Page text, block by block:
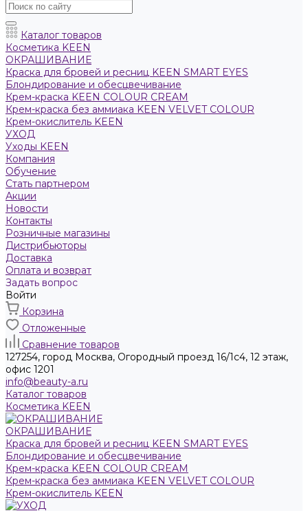
Каталог товаров
Косметика KEEN
ОКРАШИВАНИЕ
Краска для бровей и ресниц KEEN SMART EYES
Блондирование и обесцвечивание
Крем-краска KEEN COLOUR CREAM
Крем-краска без аммиака KEEN VELVET COLOUR
Крем-окислитель KEEN
УХОД
Уходы KEEN
Компания
Обучение
Стать партнером
Акции
Новости
Контакты
Розничные магазины
Дистрибьюторы
Доставка
Оплата и возврат
Задать вопрос
Войти
Корзина
Отложенные
Сравнение товаров
127254, город Москва, Огородный проезд 16/1с4, 12 этаж,
офис 1201
info@beauty-a.ru
Каталог товаров
Косметика KEEN
ОКРАШИВАНИЕ
Краска для бровей и ресниц KEEN SMART EYES
Блондирование и обесцвечивание
Крем-краска KEEN COLOUR CREAM
Крем-краска без аммиака KEEN VELVET COLOUR
Крем-окислитель KEEN